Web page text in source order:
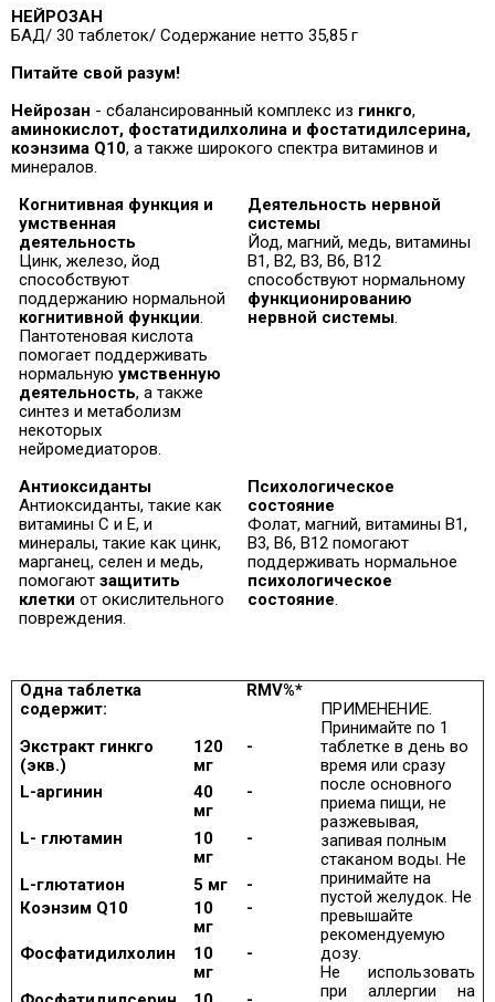
НЕЙРОЗАН
БАД/ 30 таблеток/ Содержание нетто 35,85 г
Питайте свой разум!
Нейрозан - сбалансированный комплекс из гинкго,
аминокислот, фостатидилхолина и фостатидилсерина,
коэнзима Q10, а также широкого спектра витаминов и
минералов.
Когнитивная функция и
умственная
деятельность
Цинк, железо, йод
способствуют
поддержанию нормальной
когнитивной функции
Пантотеновая кислота
помогает поддерживать
нормальнуюумственную
деятельность, а также
синтез и метаболизм
некоторых
нейромедиаторов.
Деятельность нервной
системы
Йод, магний, медь, витамины
B1, B2, B3, B6, B12
способствуют нормальному
функционированию
нервной системы
Антиоксиданты
Антиоксиданты, такие как
витамины С и Е, и
минералы, такие как цинк,
марганец, селен и медь,
помогаютзащитить
клетки от окислительного
повреждения.
Психологическое
состояние
Фолат, магний, витамины B1,
B3, B6, B12 помогают
поддерживать нормальное
психологическое
состояние
Одна таблетка
содержит:
RMV%*
ПРИМЕНЕНИЕ.
Принимайте по 1
таблетке в день во
время или сразу
после основного
приема пищи, не
разжевывая,
запивая полным
стаканом воды. Не
принимайте на
пустой желудок. Не
превышайте
рекомендуемую
дозу.
Не использовать
при аллергии на
Экстракт гинкго
(экв.)
120
мг
-
L-аргинин
40
мг
-
L- глютамин
10
мг
-
L-глютатион 5 мг
-
Коэнзим Q10
10
мг
-
Фосфатидилхолин
10
мг
-